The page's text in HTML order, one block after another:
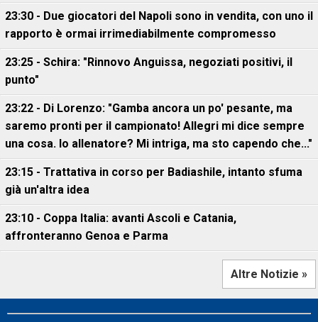
23:30 - Due giocatori del Napoli sono in vendita, con uno il
rapporto è ormai irrimediabilmente compromesso
23:25 - Schira: "Rinnovo Anguissa, negoziati positivi, il
punto"
23:22 - Di Lorenzo: "Gamba ancora un po' pesante, ma
saremo pronti per il campionato! Allegri mi dice sempre
una cosa. Io allenatore? Mi intriga, ma sto capendo che..."
23:15 - Trattativa in corso per Badiashile, intanto sfuma
già un'altra idea
23:10 - Coppa Italia: avanti Ascoli e Catania,
affronteranno Genoa e Parma
Altre Notizie »